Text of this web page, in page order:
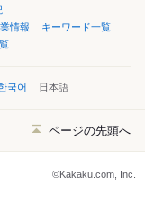
情報
キーワード一覧
국어 日本語
ページの先頭へ
©Kakaku.com, Inc.